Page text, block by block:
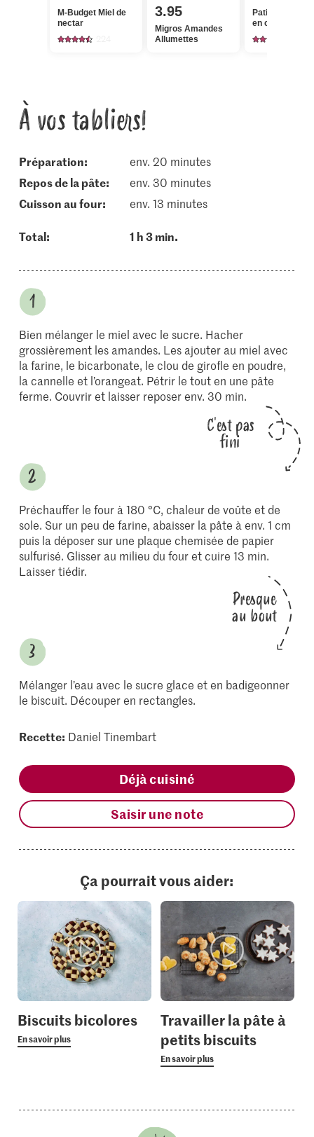
M-Budget Miel de
nectar
3.95
Migros Amandes
Allumettes
Patissier
en cubes
À vos tabliers!
Préparation:
env. 20 minutes
repos de la pâte:
env. 30 minutes
cuisson au four:
env. 13 minutes
Total: 1 h 3 min.
Bien mélanger le miel avec le sucre. Hacher
grossièrement les amandes. Les ajouter au miel avec
la farine, le bicarbonate, le clou de girofle en poudre,
la cannelle et l’orangeat. Pétrir le tout en une pâte
ferme. Couvrir et laisser reposer env. 30 min.
C'est pas
fini
Préchauffer le four à 180 °C, chaleur de voûte et de
sole. Sur un peu de farine, abaisser la pâte à env. 1 cm
puis la déposer sur une plaque chemisée de papier
sulfurisé. Glisser au milieu du four et cuire 13 min.
Laisser tiédir.
Presque
au bout
Mélanger l’eau avec le sucre glace et en badigeonner
le biscuit. Découper en rectangles.
Recette: Daniel Tinembart
Déjà cuisiné
Saisir une note
Ça pourrait vous aider:
Biscuits bicolores
En savoir plus
Travailler la pâte à
petits biscuits
En savoir plus